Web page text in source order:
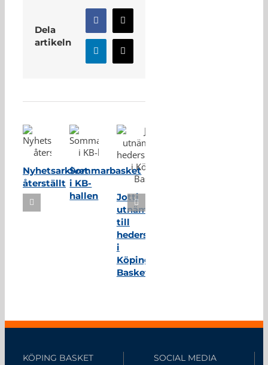
Dela
artikeln
Facebook
X
LinkedInE-
post
Nyhetsarkivet
återställt
Sommarbasket
i KB-
hallen
Jotti
utnämnd
till
hedersmedlem
i
Köping
Basket
KÖPING BASKET SOCIAL MEDIA